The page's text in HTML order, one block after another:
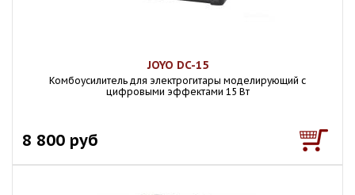
JOYO DC-15
Комбоусилитель для электрогитары моделирующий с
цифровыми эффектами 15 Вт
8 800 руб